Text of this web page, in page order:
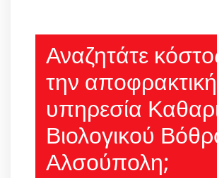
Αναζητάτε
την αποφρακτική
υπηρεσία
Βιολογικού
Αλσούπολη;